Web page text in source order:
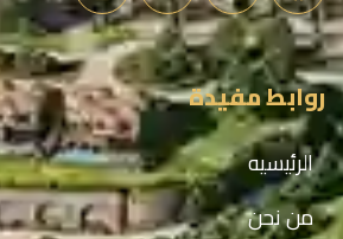
روابط مفيدة
الرئيسيه
من نحن